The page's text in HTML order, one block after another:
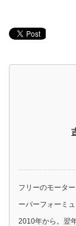
フリーのモータ
ーパーフォーミ
2010年から。翌